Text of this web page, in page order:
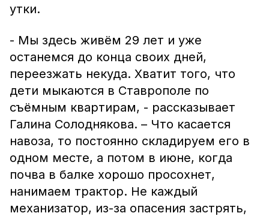
утки.
- Мы здесь живём 29 лет и уже
останемся до конца своих дней,
переезжать некуда. Хватит того, что
дети мыкаются в Ставрополе по
съёмным квартирам, - рассказывает
Галина Солоднякова. – Что касается
навоза, то постоянно складируем его в
одном месте, а потом в июне, когда
почва в балке хорошо просохнет,
нанимаем трактор. Не каждый
механизатор, из-за опасения застрять,